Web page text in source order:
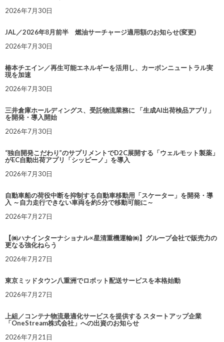
2026年7月30日
JAL／2026年8月前半 燃油サーチャージ適用額のお知らせ(変更)
2026年7月30日
椿本チエイン／再生可能エネルギーを活用し、カーボンニュートラル実
現を加速
2026年7月30日
三井倉庫ホールディングス、受託物流業務に 「生成AI出荷検品アプリ」
を開発・導入開始
2026年7月30日
“独自開発こだわり”のサプリメントでD2C展開する「ウェルモット製薬」
がEC自動出荷アプリ「シッピーノ」を導入
2026年7月30日
自動車船の荷役中断を抑制する自動車移動用「スケーター」を開発・導
入 ～自力走行できない車両を約5分で移動可能に～
2026年7月27日
【㈱ハナインターナショナル×星清重機運輸㈱】グループ会社で販売力の
更なる強化ねらう
2026年7月27日
東京ミッドタウン八重洲でロボット配送サービスを本格始動
2026年7月27日
上組／コンテナ物流最適化サービスを提供する スタートアップ企業
「OneStream株式会社」への出資のお知らせ
2026年7月21日